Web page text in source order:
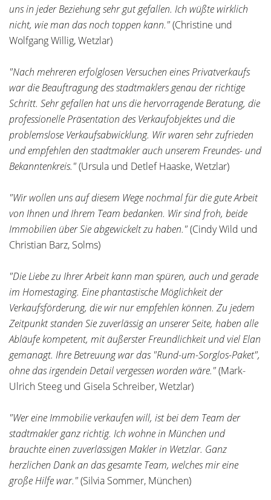
uns in jeder Beziehung sehr gut gefallen. Ich wüßte wirklich
nicht, wie man das noch toppen kann."(Christine und
Wolfgang Willig, Wetzlar)
"Nach mehreren erfolglosen Versuchen eines Privatverkaufs
war die Beauftragung des stadtmaklers genau der richtige
Schritt. Sehr gefallen hat uns die hervorragende Beratung, die
professionelle Präsentation des Verkaufobjektes und die
problemslose Verkaufsabwicklung. Wir waren sehr zufrieden
und empfehlen den stadtmakler auch unserem Freundes- und
Bekanntenkreis."(Ursula und Detlef Haaske, Wetzlar)
"Wir wollen uns auf diesem Wege nochmal für die gute Arbeit
von Ihnen und Ihrem Team bedanken. Wir sind froh, beide
Immobilien über Sie abgewickelt zu haben."(Cindy Wild und
Christian Barz, Solms)
"Die Liebe zu Ihrer Arbeit kann man spüren, auch und gerade
im Homestaging. Eine phantastische Möglichkeit der
Verkaufsförderung, die wir nur empfehlen können. Zu jedem
Zeitpunkt standen Sie zuverlässig an unserer Seite, haben alle
Abläufe kompetent, mit äußerster Freundlichkeit und viel Elan
gemanagt. Ihre Betreuung war das "Rund-um-Sorglos-Paket",
ohne das irgendein Detail vergessen worden wäre."(Mark-
Ulrich Steeg und Gisela Schreiber, Wetzlar)
"Wer eine Immobilie verkaufen will, ist bei dem Team der
stadtmakler ganz richtig. Ich wohne in München und
brauchte einen zuverlässigen Makler in Wetzlar. Ganz
herzlichen Dank an das gesamte Team, welches mir eine
große Hilfe war."(Silvia Sommer, München)